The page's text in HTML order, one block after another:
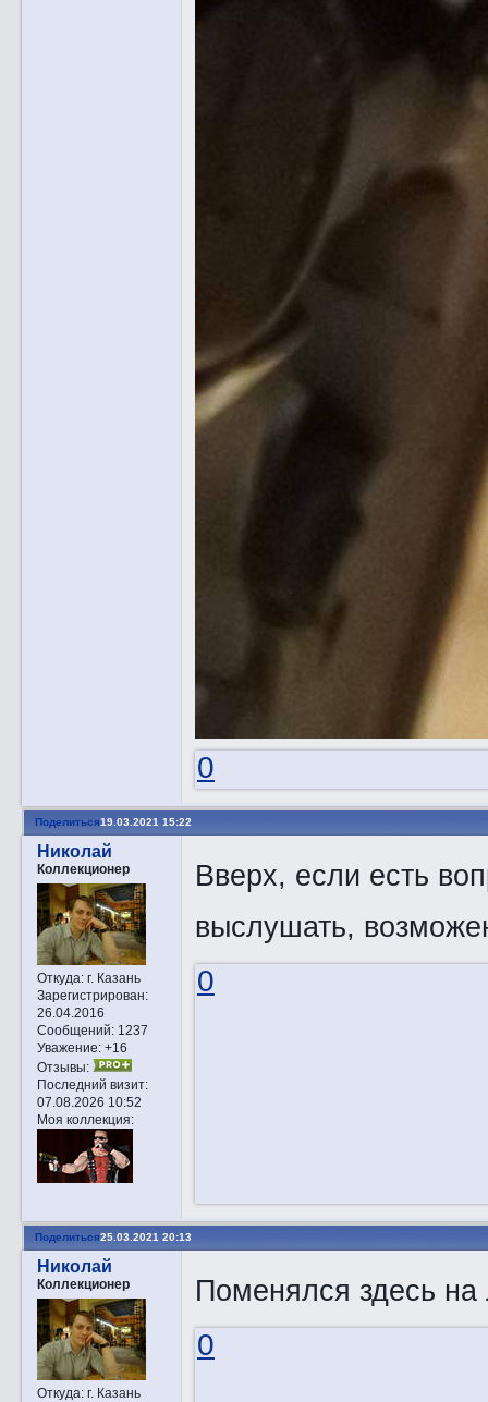
0
Поделиться19.03.2021 15:22
Николай
Коллекционер
Откуда:г. Казань
Зарегистрирован:
26.04.2016
Сообщений:1237
Уважение: +16
Отзывы:
Последний визит:
07.08.2026 10:52
Моя коллекция:
Вверх, если есть
выслушать,
0
Поделиться25.03.2021 20:13
Николай
Коллекционер
Откуда:г. Казань
Поменялся здесь на
0